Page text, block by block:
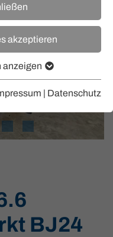
akzeptieren
anzeigen
| Datenschutz
BJ24